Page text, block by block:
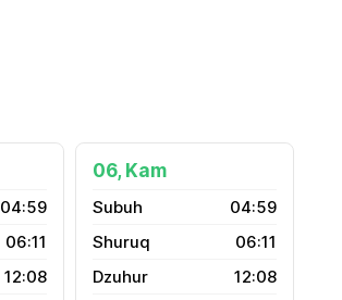
04:59
06:11
12:08
06, Kam
04:59
06:11
12:08